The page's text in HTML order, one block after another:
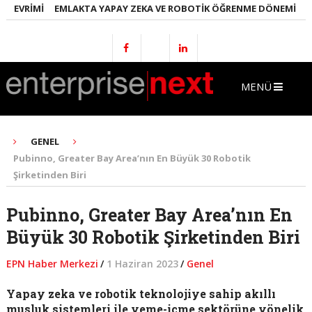
EMLAKTA YAPAY ZEKA VE ROBOTIK ÖĞRENME DÖNEMI
MENÜ
GENEL
Pubinno, Greater Bay Area’nın En Büyük 30 Robotik
Şirketinden Biri
Pubinno, Greater Bay Area’nın En
Büyük 30 Robotik Şirketinden Biri
EPN Haber Merkezi / 1 Haziran 2023/ Genel
Yapay zeka ve robotik teknolojiye sahip akıllı
musluk sistemleri ile yeme-içme sektörüne yönelik